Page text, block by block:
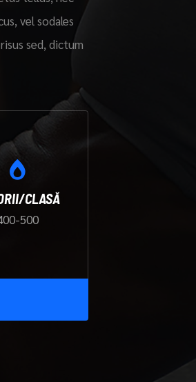
vel sodales
sed, dictum
CLASĂ
500